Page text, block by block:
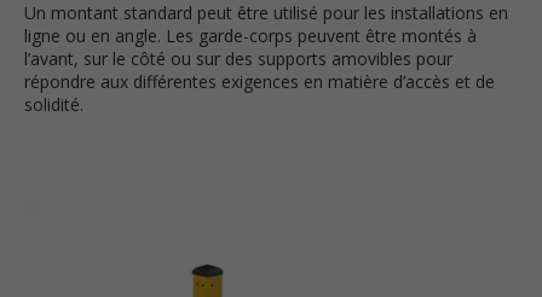
Un montant standard peut être utilisé pour les installations en
ligne ou en angle. Les garde-corps peuvent être montés à
l’avant, sur le côté ou sur des supports amovibles pour
répondre aux différentes exigences en matière d’accès et de
solidité.